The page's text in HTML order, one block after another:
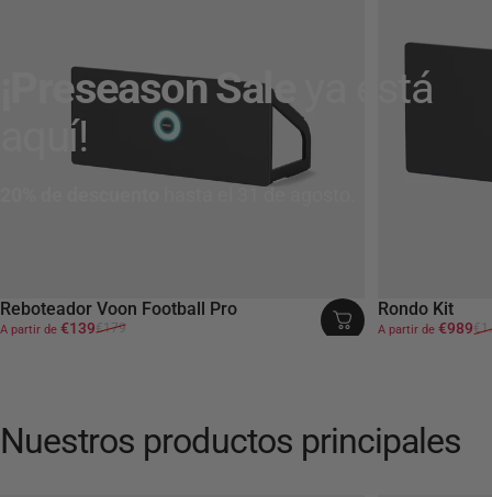
¡PreseasonSale
está
aquí!
Reboteador Voon Football Pro
Precio de oferta
A partir de €139
Precio habitual
€179
Rondo Kit
Precio de
A partir de€989
Precio habitual
Nuestros productos principales